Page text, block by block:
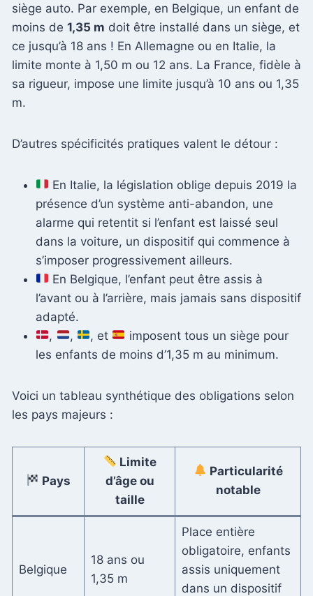
siège auto. Par exemple, en Belgique, un enfant de
moins de 1,35 m doit être installé dans un siège, et
ce jusqu’à 18 ans ! En Allemagne ou en Italie, la
limite monte à 1,50 m ou 12 ans. La France, fidèle à
sa rigueur, impose une limite jusqu’à 10 ans ou 1,35
m.
D’autres spécificités pratiques valent le détour :
En Italie, la législation oblige depuis 2019 la
présence d’un système anti-abandon, une
alarme qui retentit si l’enfant est laissé seul
dans la voiture, un dispositif qui commence à
s’imposer progressivement ailleurs.
En Belgique, l’enfant peut être assis à
l’avant ou à l’arrière, mais jamais sans dispositif
adapté.
,
, , et
imposent tous un siège pour
les enfants de moins d’1,35 m au minimum.
Voici un tableau synthétique des obligations selon
les pays majeurs :
Pays
Limite
d’âge ou
taille
Particularité
notable
Belgique
18 ans ou
1,35 m
Place entière
obligatoire, enfants
assis uniquement
dans un dispositif